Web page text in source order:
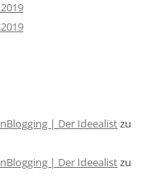
| Der Ideealistzu
| Der Ideealistzu